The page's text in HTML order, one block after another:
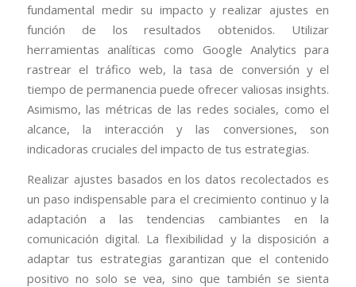
fundamental medir su impacto y realizar ajustes en
función de los resultados obtenidos. Utilizar
herramientas analíticas como Google Analytics para
rastrear el tráfico web, la tasa de conversión y el
tiempo de permanencia puede ofrecer valiosas insights.
Asimismo, las métricas de las redes sociales, como el
alcance, la interacción y las conversiones, son
indicadoras cruciales del impacto de tus estrategias.
Realizar ajustes basados en los datos recolectados es
un paso indispensable para el crecimiento continuo y la
adaptación a las tendencias cambiantes en la
comunicación digital. La flexibilidad y la disposición a
adaptar tus estrategias garantizan que el contenido
positivo no solo se vea, sino que también se sienta